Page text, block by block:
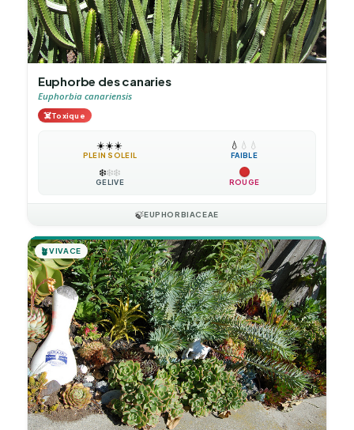
Euphorbe des canaries
Euphorbia canariensis
☠️Toxique
☀️☀️☀️
PLEIN SOLEIL
💧 💧 💧
FAIBLE
❄️❄️❄️
GÉLIVE ROUGE
🍃EUPHORBIACEAE
🪴VIVACE